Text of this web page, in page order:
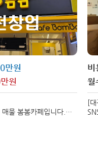
만원
원
물 봄봄카페입니다.
비
월
[